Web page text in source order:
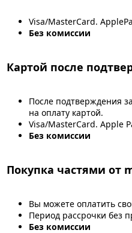
Visa/MasterCard.
Без комиссии
Картой после
После подтверждения
на оплату картой.
Visa/MasterCard. Apple
Без комиссии
Покупка частями от
Вы можете оплатить
Период рассрочки без
Без комиссии